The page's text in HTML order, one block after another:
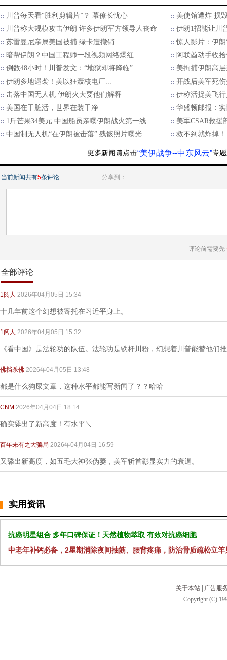
川普每天看“胜利剪辑片”？ 幕僚长忧心
美使馆遭炸 损
川普称大规模攻击伊朗 许多伊朗军方领导人丧命
伊朗1招能让川
苏雷曼尼亲属美国被捕 绿卡遭撤销
惊人影片：伊
暗帮伊朗？中国工程师一段视频网络爆红
阿联酋动手收
倒数48小时！川普发文：“地狱即将降临”
美拘捕伊朗高
伊朗多地遇袭！美以狂轰核电厂...
开战后美军死
击落中国无人机 伊朗火大要他们解释
伊称活捉美飞
美国在干脏活，世界在装干净
华盛顿邮报：
1斤芒果34美元 中国船员亲曝伊朗战火第一线
美军CSAR救援
中国制无人机“在伊朗被击落” 残骸照片曝光
救不到就炸掉
“美伊战争--中东风云”
当前新闻共有5条评论 分享到：
评论前需要先
全部评论
1阅人 2026年04月05日 15:34
十几年前这个幻想被寄托在习近平身上。
1阅人 2026年04月05日 15:32
《看中国》是法轮功的队伍。法轮功是铁杆川粉，幻想着川普能替他们
佛挡杀佛 2026年04月05日 13:48
都是什么狗屎文章，这种水平都能写新闻了？？哈哈
CNM 2026年04月04日 18:14
确实舔出了新高度！有水平＼
百年未有之大骗局 2026年04月04日 16:59
又舔出新高度，如五毛大神张伪萎，美军斩首彰显实力的衰退。
实用资讯
抗癌明星组合 多年口碑保证！天然植物萃取 有效对抗癌细胞
中老年补钙必备，2星期消除夜间抽筋、腰背疼痛，防治骨质疏松立竿
关于本站
广告服
Copyright (C)